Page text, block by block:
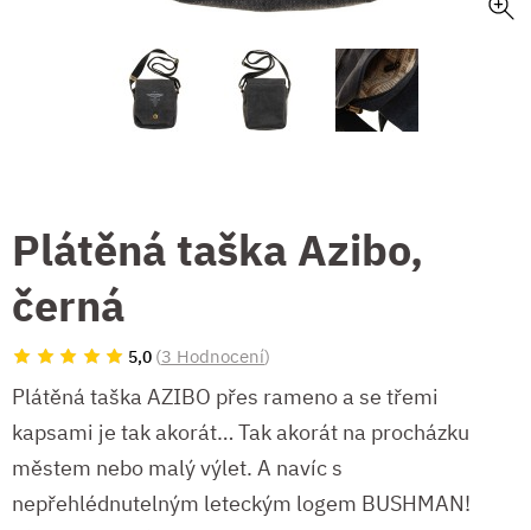
Plátěná taška Azibo,
černá
5,0 (3 Hodnocení)
Plátěná taška AZIBO přes rameno a se třemi
kapsami je tak akorát… Tak akorát na procházku
městem nebo malý výlet. A navíc s
nepřehlédnutelným leteckým logem BUSHMAN!